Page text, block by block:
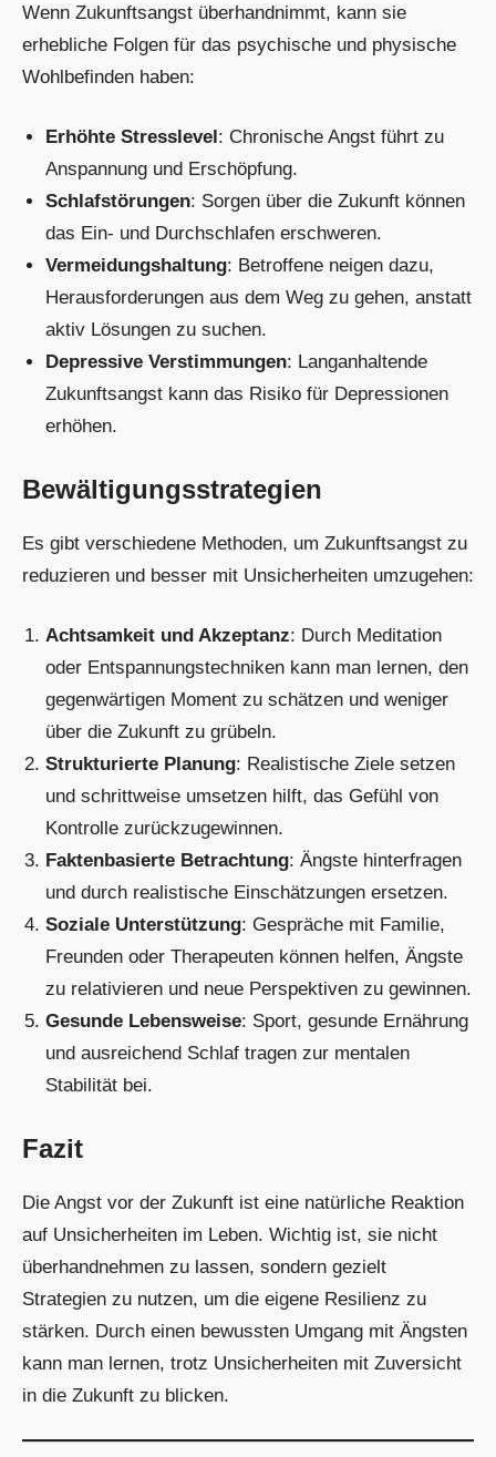
Wenn Zukunftsangst überhandnimmt, kann sie
erhebliche Folgen für das psychische und physische
Wohlbefinden haben:
Erhöhte Stresslevel : Chronische Angst führt zu
Anspannung und Erschöpfung.
Schlafstörungen: Sorgen über die Zukunft können
das Ein- und Durchschlafen erschweren.
Vermeidungshaltung: Betroffene neigen dazu,
Herausforderungen aus dem Weg zu gehen, anstatt
aktiv Lösungen zu suchen.
Depressive Verstimmungen: Langanhaltende
Zukunftsangst kann das Risiko für Depressionen
erhöhen.
Bewältigungsstrategien
Es gibt verschiedene Methoden, um Zukunftsangst zu
reduzieren und besser mit Unsicherheiten umzugehen:
Achtsamkeit und Akzeptanz: Durch Meditation
oder Entspannungstechniken kann man lernen, den
gegenwärtigen Moment zu schätzen und weniger
über die Zukunft zu grübeln.
Strukturierte Planung: Realistische Ziele setzen
und schrittweise umsetzen hilft, das Gefühl von
Kontrolle zurückzugewinnen.
Faktenbasierte Betrachtung: Ängste hinterfragen
und durch realistische Einschätzungen ersetzen.
Soziale Unterstützung: Gespräche mit Familie,
Freunden oder Therapeuten können helfen, Ängste
zu relativieren und neue Perspektiven zu gewinnen.
Gesunde Lebensweise: Sport, gesunde Ernährung
und ausreichend Schlaf tragen zur mentalen
Stabilität bei.
Fazit
Die Angst vor der Zukunft ist eine natürliche Reaktion
auf Unsicherheiten im Leben. Wichtig ist, sie nicht
überhandnehmen zu lassen, sondern gezielt
Strategien zu nutzen, um die eigene Resilienz zu
stärken. Durch einen bewussten Umgang mit Ängsten
kann man lernen, trotz Unsicherheiten mit Zuversicht
in die Zukunft zu blicken.